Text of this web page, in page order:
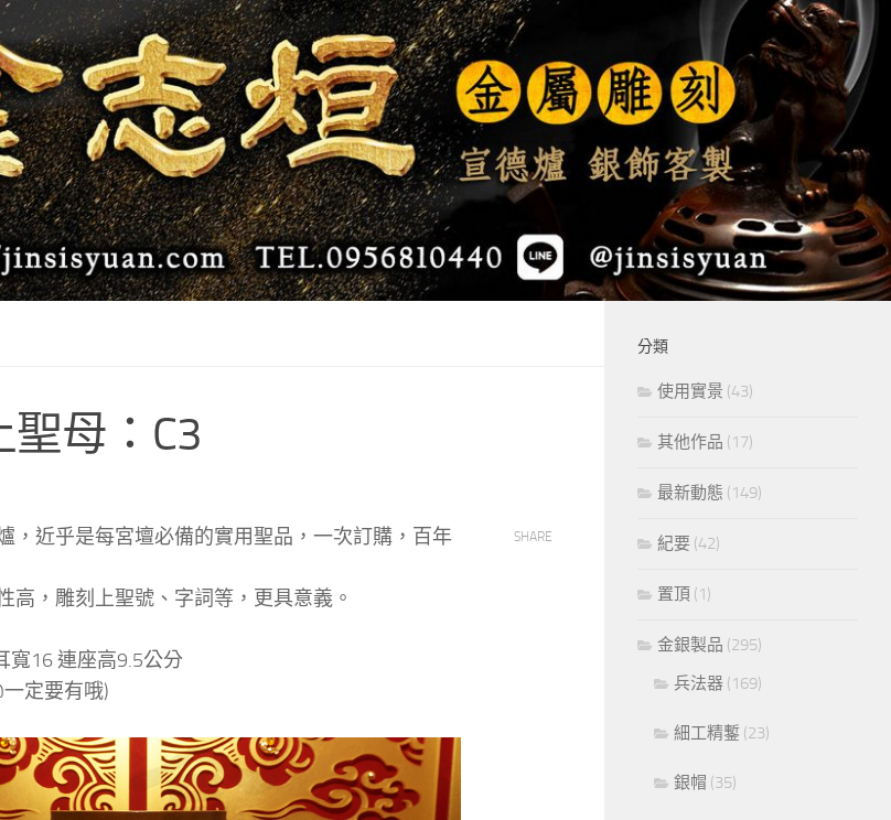
母：C3
，近乎是每宮壇必備的實用聖品，一次訂購，百年
高，雕刻上聖號、字詞等，更具意義。
寬16 連座高9.5公分
一定要有哦)
SHARE
分類
使用實景 (43)
其他作品 (17)
最新動態 (149)
紀要 (42)
置頂 (1)
金銀製品 (295)
兵法器 (169)
細工精鏨 (23)
銀帽 (35)